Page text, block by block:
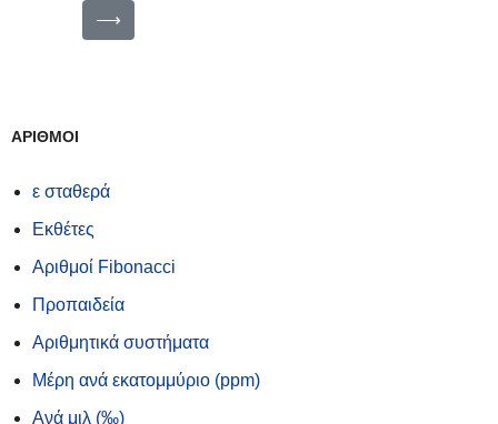
⟶
ΑΡΙΘΜΟΙ
ε σταθερά
Εκθέτες
Αριθμοί Fibonacci
Προπαιδεία
Αριθμητικά συστήματα
Μέρη ανά εκατομμύριο (ppm)
Ανά μιλ (‰)